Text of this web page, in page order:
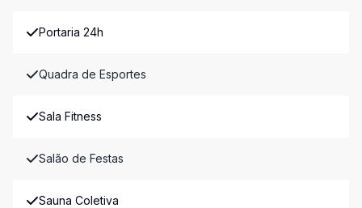
Portaria 24h
Quadra de Esportes
Sala Fitness
Salão de Festas
Sauna Coletiva